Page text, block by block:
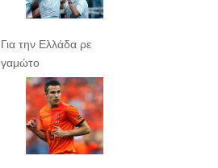
Για την Ελλάδα ρε
γαμώτο